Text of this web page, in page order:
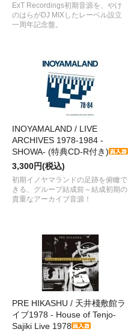
ExT Recordings初期音源を、やけ
のはらがDJ MIXしたレーベル設立
一周年記念盤。
INOYAMALAND / LIVE
ARCHIVES 1978-1984 -
SHOWA- (特典CD-R付き)
3,300円(税込)
初期イノヤマランドの足跡を俯瞰で
きる、グループ結成前～結成初期の
貴重なアーカイブ音源！
PRE HIKASHU / 天井棧敷館ラ
イブ1978 - House of Tenjo-
Sajiki Live 1978